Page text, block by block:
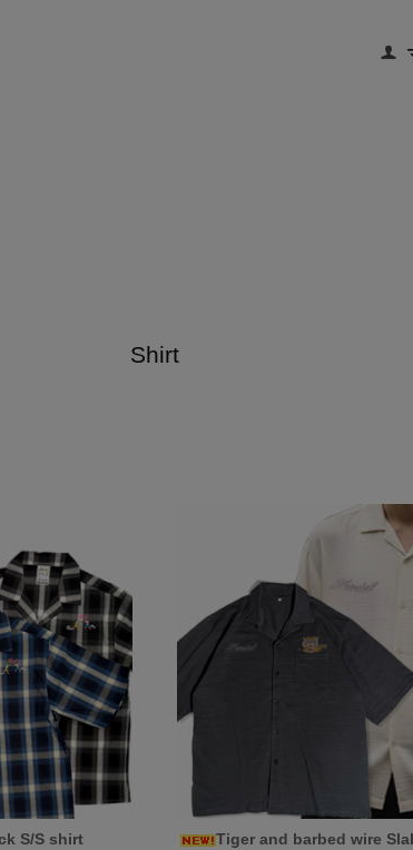
Shirt
S/S shirt
Tiger and barbed wire